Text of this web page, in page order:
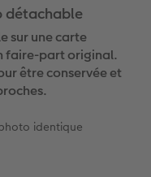
carré
livre photo
détachable
sur une carte
faire-part original.
être conservée et
identique